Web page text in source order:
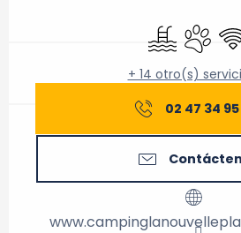
PiscinaSe Wifi
+ 14 otro(s)
02 47 34 95